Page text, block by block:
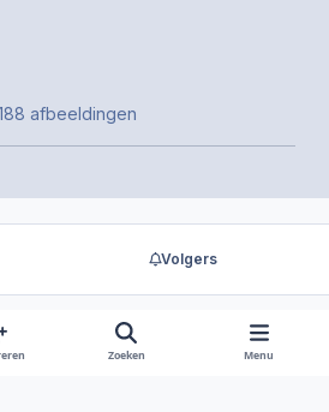
188 afbeeldingen
Volgers
om weer te geven.
Zoeken Menu